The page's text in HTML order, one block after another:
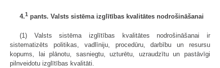
4.1 pants. Valsts sistēma izglītības kvalitātes nodrošināšanai
(1) Valsts sistēma izglītības kvalitātes nodrošināšanai ir
sistematizēts politikas, vadlīniju, procedūru, darbību un resursu
kopums, lai plānotu, sasniegtu, uzturētu, uzraudzītu un pastāvīgi
pilnveidotu izglītības kvalitāti.